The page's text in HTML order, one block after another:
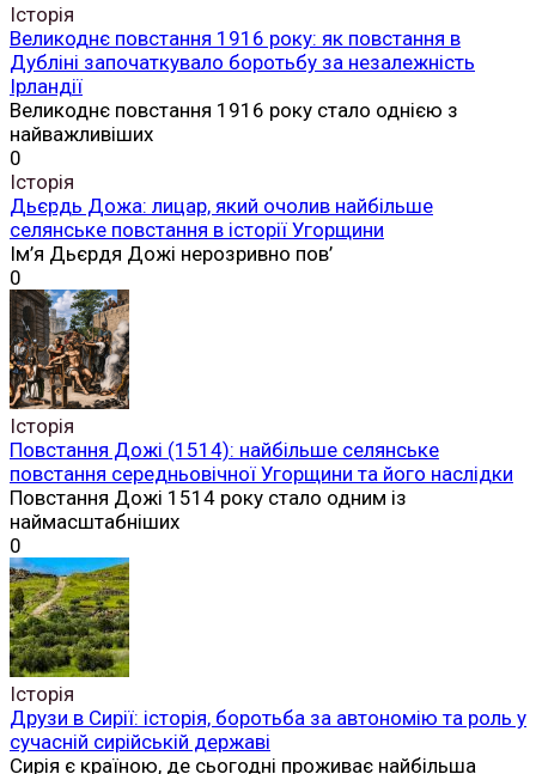
Історія
Великоднє повстання 1916 року: як повстання в
Дубліні започаткувало боротьбу за незалежність
Ірландії
Великоднє повстання 1916 року стало однією з
найважливіших
0
Історія
Дьєрдь Дожа: лицар, який очолив найбільше
селянське повстання в історії Угорщини
Ім’я Дьєрдя Дожі нерозривно пов’
0
Історія
Повстання Дожі (1514): найбільше селянське
повстання середньовічної Угорщини та його наслідки
Повстання Дожі 1514 року стало одним із
наймасштабніших
0
Історія
Друзи в Сирії: історія, боротьба за автономію та роль у
сучасній сирійській державі
Сирія є країною, де сьогодні проживає найбільша